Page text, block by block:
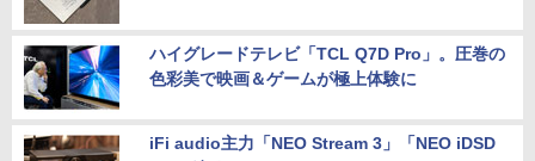
ハイグレードテレビ「TCL Q7D Pro」。圧巻の
色彩美で映画＆ゲームが極上体験に
iFi audio主力「NEO Stream 3」「NEO iDSD